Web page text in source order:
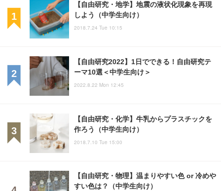
【自由研究・地学】地震の液状化現象を再現
しよう（中学生向け）
2018.7.24 Tue 10:15
【自由研究2022】1日でできる！自由研究テ
ーマ10選＜中学生向け＞
2022.8.22 Mon 12:45
【自由研究・化学】牛乳からプラスチックを
作ろう（中学生向け）
2018.7.10 Tue 15:00
【自由研究・物理】温まりやすい色 or 冷めや
すい色は？（中学生向け）